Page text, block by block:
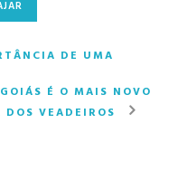
DE UMA
É O MAIS NOVO
VEADEIROS